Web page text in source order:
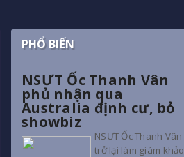
PHỔ BIẾN
NSƯT Ốc Thanh Vân
phủ nhận qua
Australia định cư, bỏ
showbiz
NSƯT Ốc Thanh Vân
trở lại làm giám khảo